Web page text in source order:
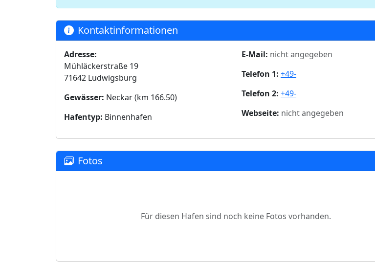
Kontaktinformationen
Adresse:
Mühläckerstraße 19
71642 Ludwigsburg
Gewässer: Neckar (km 166.50)
Hafentyp: Binnenhafen
E-Mail: nicht angegeben
Telefon 1: +49-
Telefon 2: +49-
Webseite: nicht angegeben
Fotos
Für diesen Hafen sind noch keine Fotos vorhanden.